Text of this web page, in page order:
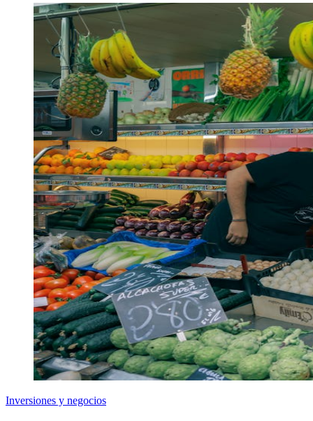
Inversiones y negocios